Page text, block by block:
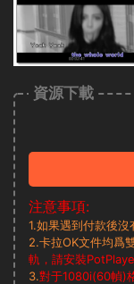
資源下載
注意事項:
1.如果遇到付款後
2.卡拉OK文件均爲
軌，請安裝
3.對于1080i(60幀)